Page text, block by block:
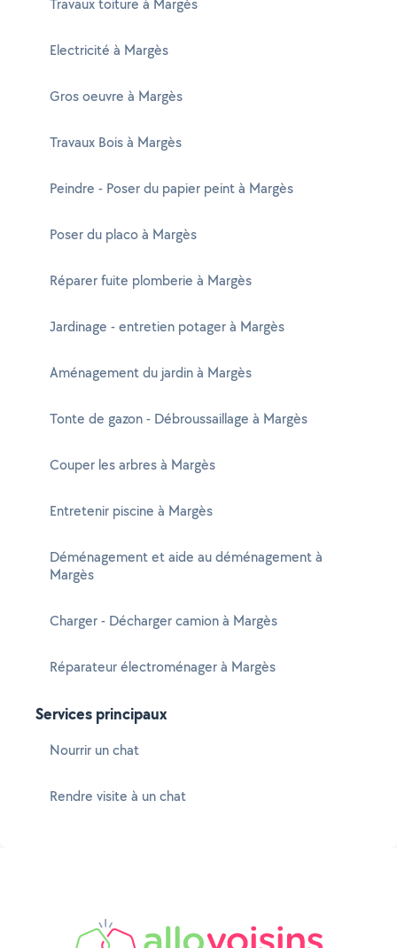
Travaux toiture à Margès
Electricité à Margès
Gros oeuvre à Margès
Travaux Bois à Margès
Peindre - Poser du papier peint à Margès
Poser du placo à Margès
Réparer fuite plomberie à Margès
Jardinage - entretien potager à Margès
Aménagement du jardin à Margès
Tonte de gazon - Débroussaillage à Margès
Couper les arbres à Margès
Entretenir piscine à Margès
Déménagement et aide au déménagement à
Margès
Charger - Décharger camion à Margès
Réparateur électroménager à Margès
Services principaux
Nourrir un chat
Rendre visite à un chat